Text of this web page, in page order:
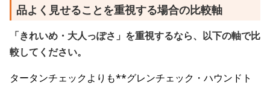
品よく見せることを重視する場合の比較軸
「きれいめ・大人っぽさ」を重視するなら、以下の軸で比
較してください。
タータンチェックよりも**グレンチェック・ハウンドト